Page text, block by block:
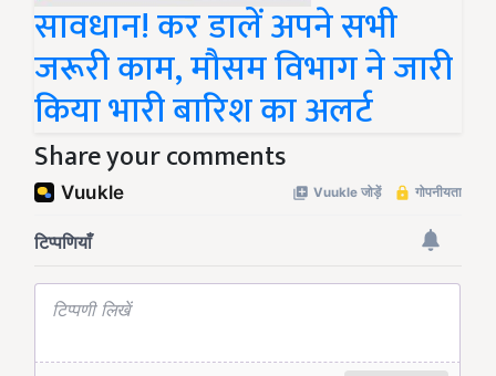
सावधान! कर डालें अपने सभी
जरूरी काम, मौसम विभाग ने जारी
किया भारी बारिश का अलर्ट
Share your comments